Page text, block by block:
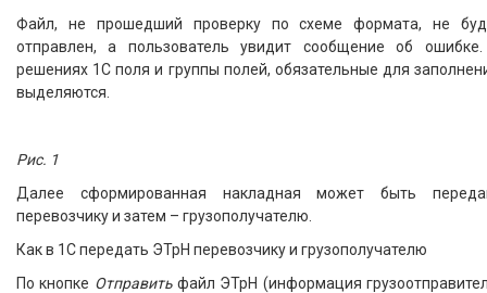
Файл, не прошедший проверку по схеме формата, не
отправлен, а пользователь увидит сообщение об
решениях 1С поля и группы полей, обязательные для
выделяются.
Рис. 1
Далее сформированная накладная может быть
перевозчику и затем – грузополучателю.
Как в 1С передать ЭТрН перевозчику и грузополучателю
По кнопке Отправитьфайл ЭТрН (информация